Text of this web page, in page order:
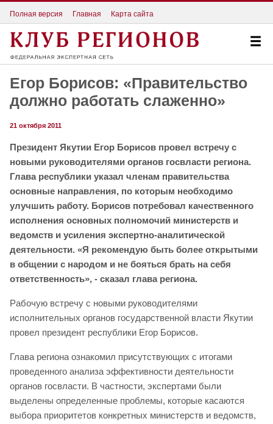
Полная версия Главная Карта сайта
Егор Борисов: «Правительство
должно работать слаженно»
21 октября 2011
Президент Якутии Егор Борисов провел встречу с
новыми руководителями органов госвласти региона.
Глава республики указал членам правительства
основные направления, по которым необходимо
улучшить работу. Борисов потребовал качественного
исполнения основных полномочий министерств и
ведомств и усиления экспертно-аналитической
деятельности. «Я рекомендую быть более открытыми
в общении с народом и не бояться брать на себя
ответственность», - сказал глава региона.
Рабочую встречу с новыми руководителями
исполнительных органов государственной власти Якутии
провел президент республики Егор Борисов.
Глава региона ознакомил присутствующих с итогами
проведенного анализа эффективности деятельности
органов госвласти. В частности, экспертами были
выделены определенные проблемы, которые касаются
выбора приоритетов конкретных министерств и ведомств,